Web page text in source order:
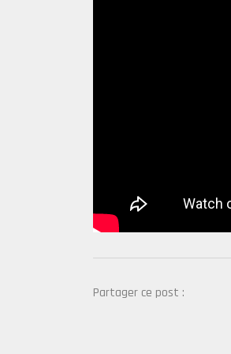
Partager ce post :